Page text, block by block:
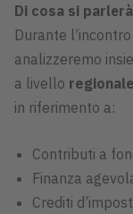
Di cosa si
Durante
analizzeremo
a livello
in riferimento a:
Contributi a
Finanza
Crediti